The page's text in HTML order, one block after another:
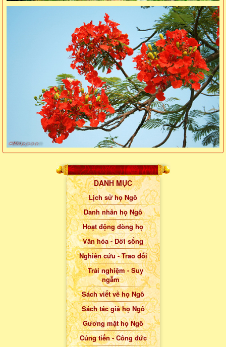
DANH MỤC
Lịch sử họ Ngô
Danh nhân họ Ngô
Hoạt động dòng họ
Văn hóa - Đời sống
Nghiên cứu - Trao đổi
Trải nghiệm - Suy
ngẫm
Sách viết về họ Ngô
Sách tác giả họ Ngô
Gương mặt họ Ngô
Cúng tiến - Công đức